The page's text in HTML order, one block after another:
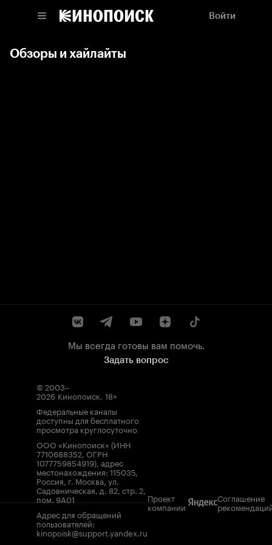
Войти
Обзоры и хайлайты
Мы всегда готовы вам помочь.
Задать вопрос
© 2003–
2026 Кинопоиск. 18+
Федеральные каналы
доступны для бесплатного
просмотра круглосуточно
ООО «Кинопоиск» (ИНН
7710688352, ОГРН
1077759854919), адрес
местонахождения: 115035,
Россия, г. Москва, ул.
Садовническая, д. 82, стр. 2,
пом. 9А01
Адрес для обращений
пользователей:
kinopoisk@support.yandex.ru
Проект
компании
Соглашение